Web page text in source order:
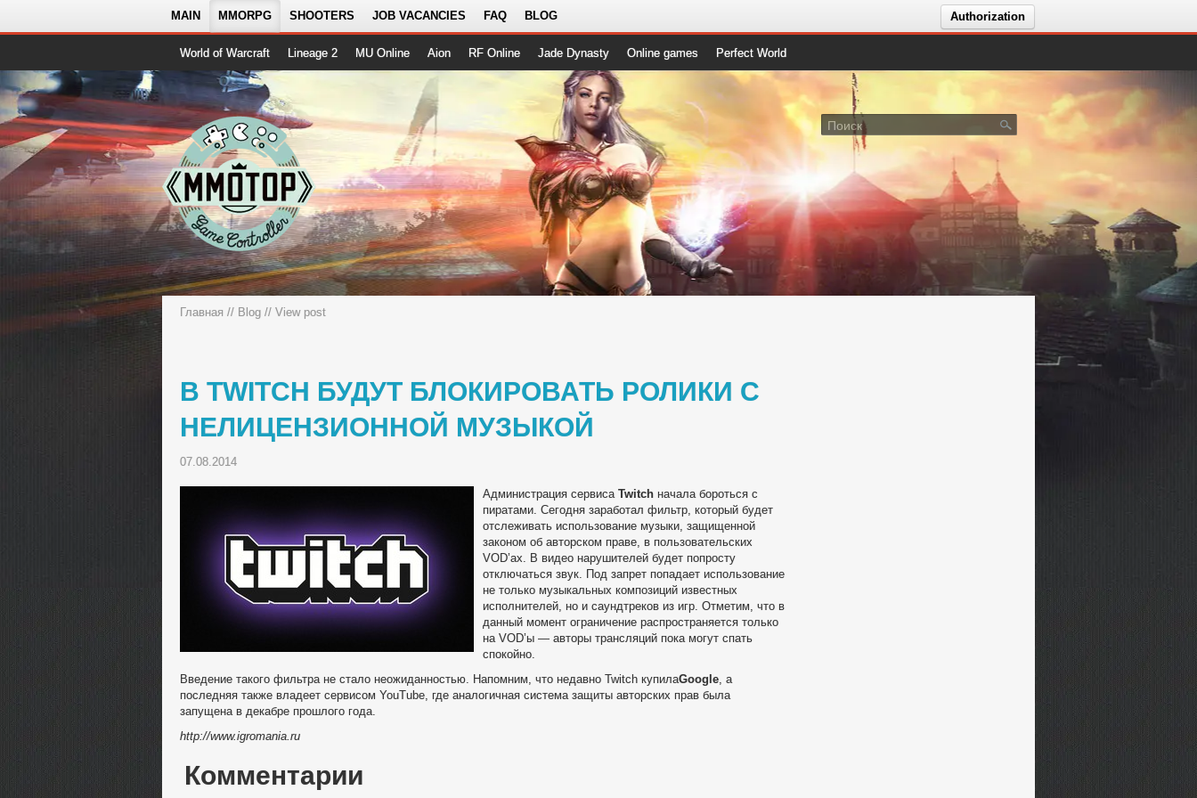
MAIN MMORPG SHOOTERS JOB VACANCIES FAQ BLOG Authorization
World of Warcraft Lineage 2 MU Online Aion RF Online Jade Dynasty Online games Perfect World
Главная // Blog // View post
В TWITCH БУДУТ БЛОКИРОВАТЬ РОЛИКИ С
НЕЛИЦЕНЗИОННОЙ МУЗЫКОЙ
07.08.2014
Администрация сервиса Twitch начала бороться с
пиратами. Сегодня заработал фильтр, который будет
отслеживать использование музыки, защищенной
законом об авторском праве, в пользовательских
VOD’ах. В видео нарушителей будет попросту
отключаться звук. Под запрет попадает использование
не только музыкальных композиций известных
исполнителей, но и саундтреков из игр. Отметим, что в
данный момент ограничение распространяется только
на VOD’ы — авторы трансляций пока могут спать
спокойно.
Введение такого фильтра не стало неожиданностью. Напомним, что недавно Twitch купилаGoogle, а
последняя также владеет сервисом YouTube, где аналогичная система защиты авторских прав была
запущена в декабре прошлого года.
http://www.igromania.ru
Комментарии